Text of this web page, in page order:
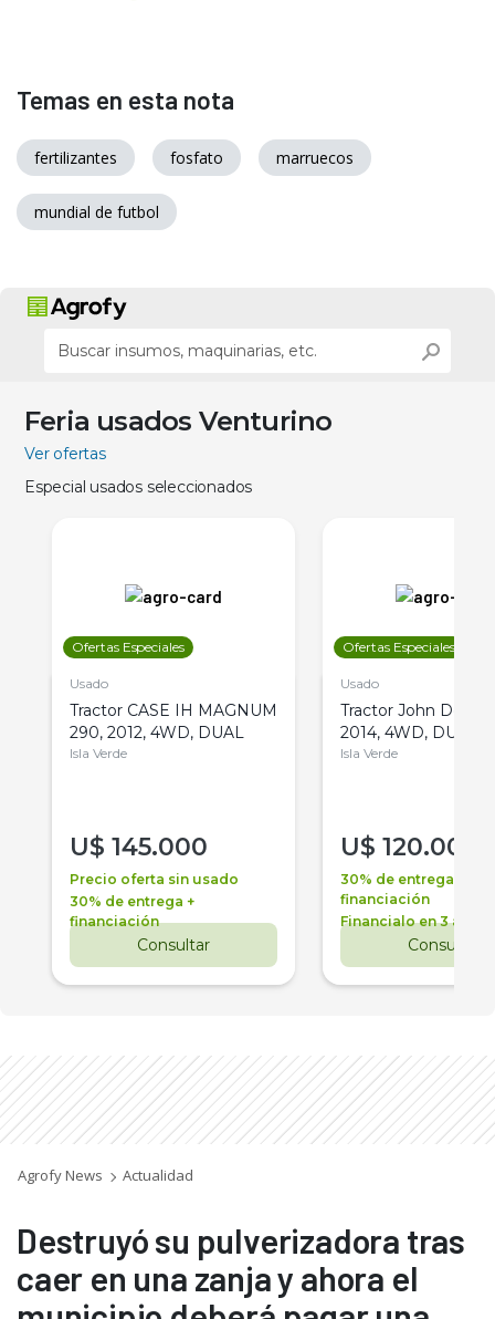
Temas en esta nota
fertilizantes fosfato marruecos
mundial de futbol
Feria usados Venturino
Ver ofertas
Especial usados seleccionados
Ofertas Especiales
Usado
Tractor CASE IH MAGNUM
290, 2012, 4WD, DUAL
Isla Verde
U$ 145.000
Precio oferta sin usado
30% de entrega +
financiación
Consultar
Ofertas Especiales
Usado
Tractor John Deere
2014, 4WD, DUAL
Isla Verde
U$ 120.000
30% de entrega +
financiación
Financialo en 3 años
Consultar
Agrofy News Actualidad
Destruyó su pulverizadora tras
caer en una zanja y ahora el